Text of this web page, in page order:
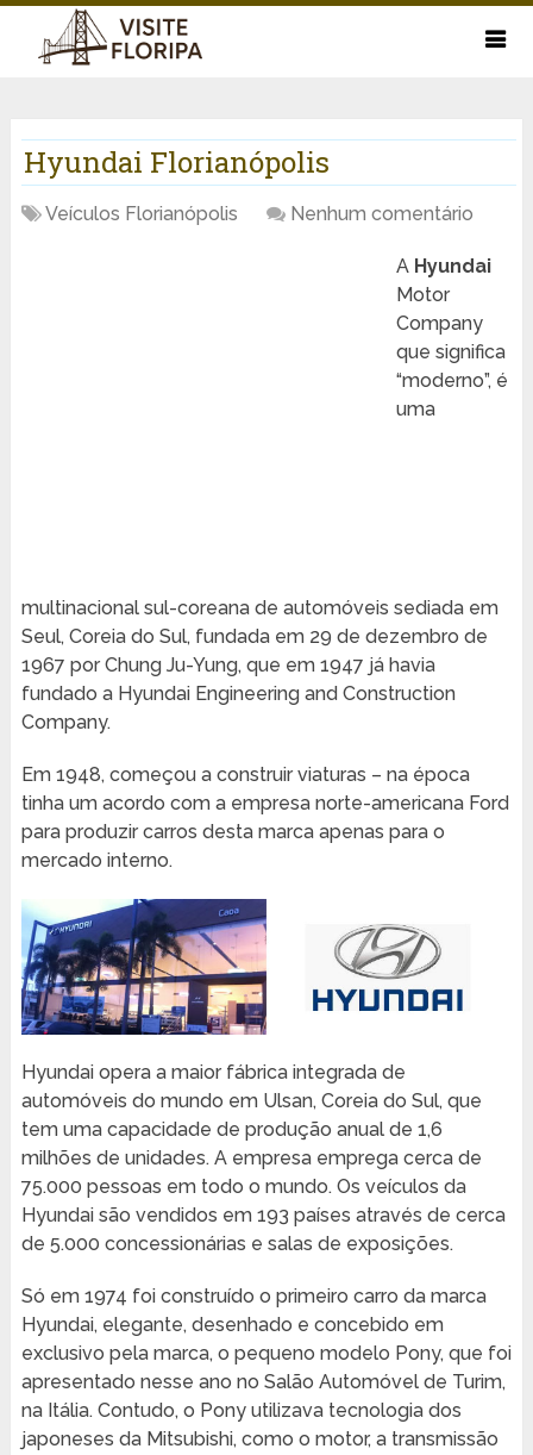
Hyundai Florianópolis
Veículos Florianópolis Nenhum comentário
A Hyundai
Motor
Company
que significa
“moderno”, é
uma
multinacional sul-coreana de automóveis sediada em
Seul, Coreia do Sul, fundada em 29 de dezembro de
1967 por Chung Ju-Yung, que em 1947 já havia
fundado a Hyundai Engineering and Construction
Company.
Em 1948, começou a construir viaturas – na época
tinha um acordo com a empresa norte-americana Ford
para produzir carros desta marca apenas para o
mercado interno.
Hyundai opera a maior fábrica integrada de
automóveis do mundo em Ulsan, Coreia do Sul, que
tem uma capacidade de produção anual de 1,6
milhões de unidades. A empresa emprega cerca de
75.000 pessoas em todo o mundo. Os veículos da
Hyundai são vendidos em 193 países através de cerca
de 5.000 concessionárias e salas de exposições.
Só em 1974 foi construído o primeiro carro da marca
Hyundai, elegante, desenhado e concebido em
exclusivo pela marca, o pequeno modelo Pony, que foi
apresentado nesse ano no Salão Automóvel de Turim,
na Itália. Contudo, o Pony utilizava tecnologia dos
japoneses da Mitsubishi, como o motor, a transmissão